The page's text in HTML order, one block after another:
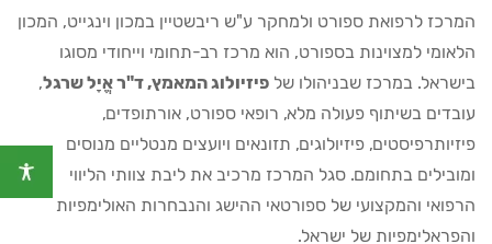
המרכז לרפואת ספורט ולמחקר ע"ש ריבשטיין במכון וינגייט, המכון
הלאומי למצוינות בספורט, הוא מרכז רב-תחומי וייחודי מסוגו
בישראל. במרכז שבניהולו של פיזיולוג המאמץ, ד"ר אֱיָל שרגל,
עובדים בשיתוף פעולה מלא, רופאי ספורט, אורתופדים,
פיזיותרפיסטים, פיזיולוגים, תזונאים ויועצים מנטליים מנוסים
ומובילים בתחומם. סגל המרכז מרכיב את ליבת צוותי הליווי
הרפואי והמקצועי של ספורטאי ההישג והנבחרות האולימפיות
והפראלימפיות של ישראל.